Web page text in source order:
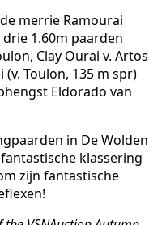
merrie Ramourai
1.60m paarden
Clay Ourai v. Artos
(v. Toulon, 135 m spr)
Eldorado van
in De Wolden
klassering
zijn fantastische